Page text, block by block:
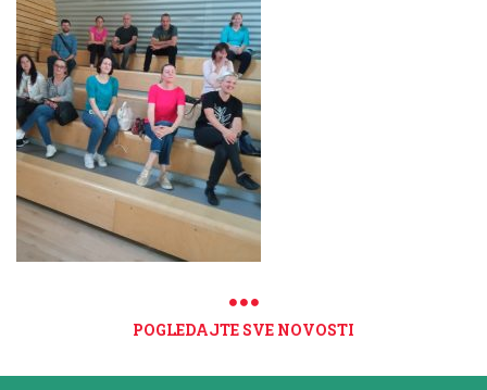
POGLEDAJTE SVE NOVOSTI